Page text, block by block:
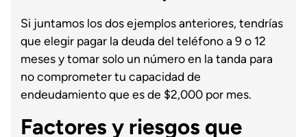
Si juntamos los dos ejemplos anteriores, tendrías
que elegir pagar la deuda del teléfono a 9 o 12
meses y tomar solo un número en la tanda para
no comprometer tu capacidad de
endeudamiento que es de $2,000 por mes.
Factores y riesgos que